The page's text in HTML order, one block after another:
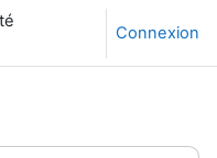
Connexion